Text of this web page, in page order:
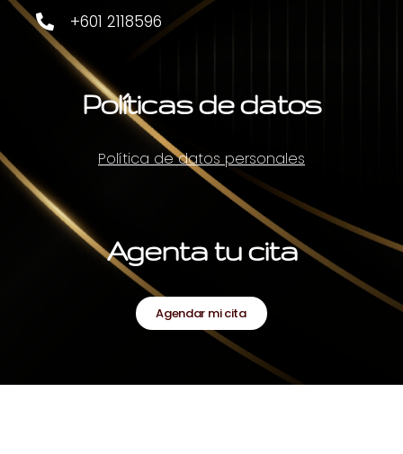
+601 2118596
Políticas de datos
Política de datos personales
Agenta tu cita
Agendar mi cita